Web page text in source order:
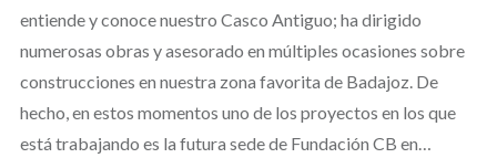
entiende y conoce nuestro Casco Antiguo; ha dirigido
numerosas obras y asesorado en múltiples ocasiones sobre
construcciones en nuestra zona favorita de Badajoz. De
hecho, en estos momentos uno de los proyectos en los que
está trabajando es la futura sede de Fundación CB en…